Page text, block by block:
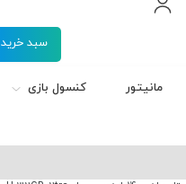
سبد خرید
مانیتور کنسول بازی